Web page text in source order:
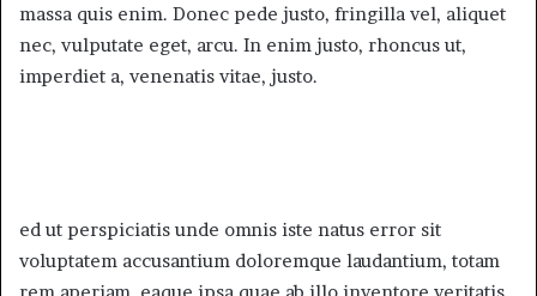
massa quis enim. Donec pede justo, fringilla vel, aliquet
nec, vulputate eget, arcu. In enim justo, rhoncus ut,
imperdiet a, venenatis vitae, justo.
ed ut perspiciatis unde omnis iste natus error sit
voluptatem accusantium doloremque laudantium, totam
rem aperiam, eaque ipsa quae ab illo inventore veritatis